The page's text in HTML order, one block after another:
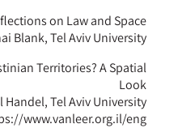
on Law and Space
Blank, Tel Aviv University
Territories? A Spatial
Look
Handel, Tel Aviv University
www.vanleer.org.il/eng